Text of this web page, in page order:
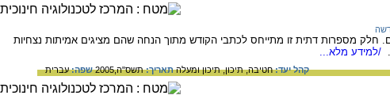
חלק מספרות דתית זו מתייחס לכתבי הקודש מתוך הנחה שהם מציגים אמיתות נצחיות
/למידע מלא...
קהל יעד:חטיבה,תיכון,תיכון ומעלהתאריך:תשס"ה,2005 שפה:עברית